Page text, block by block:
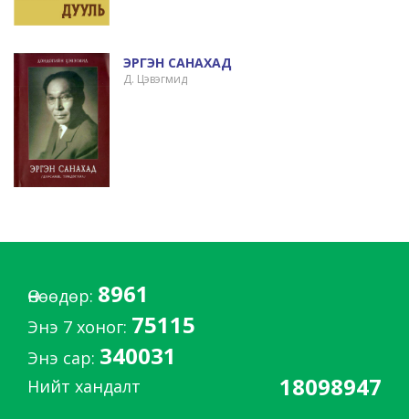
ЭРГЭН САНАХАД
Д. Цэвэгмид
Өнөөдөр: 8961
Энэ 7 хоног: 75115
Энэ сар: 340031
Нийт хандалт 18098947